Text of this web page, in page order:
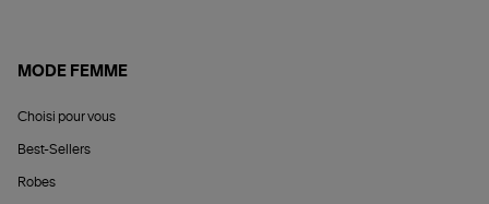
MODE FEMME
Choisi pour vous
Best-Sellers
Robes